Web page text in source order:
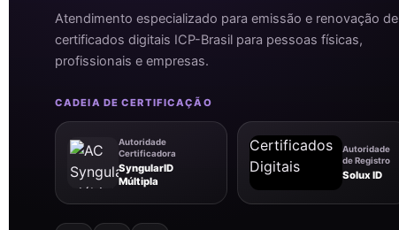
Atendimento especializado para emissão e renovação de
certificados digitais ICP-Brasil para pessoas físicas,
profissionais e empresas.
CADEIA DE CERTIFICAÇÃO
Autoridade
Certificadora
SyngularID
Múltipla
Autoridade
de Registro
Solux ID